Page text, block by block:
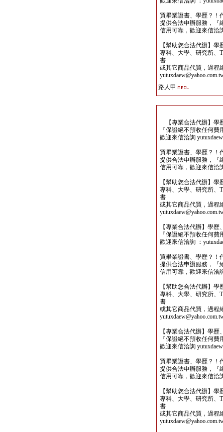
買畢業證書、學歷？！
提供合法申辦服務，『
信用可靠，歡迎來信洽
【幫助您合法代辦】
專科、大學、研究所、
書
或其它商品代買，過程
路人甲
【專業合法代辦】學
『保證絕不預收任何
歡迎來信洽詢
買畢業證書、學歷？！
提供合法申辦服務，『
信用可靠，歡迎來信洽
【幫助您合法代辦】
專科、大學、研究所、
書
或其它商品代買，過程
【專業合法代辦】學
『保證絕不預收任何
歡迎來信洽詢 ：
買畢業證書、學歷？！
提供合法申辦服務，『
信用可靠，歡迎來信洽
【幫助您合法代辦】
專科、大學、研究所、
書
或其它商品代買，過程
【專業合法代辦】學
『保證絕不預收任何
歡迎來信洽詢
買畢業證書、學歷？！
提供合法申辦服務，『
信用可靠，歡迎來信洽
【幫助您合法代辦】
專科、大學、研究所、
書
或其它商品代買，過程